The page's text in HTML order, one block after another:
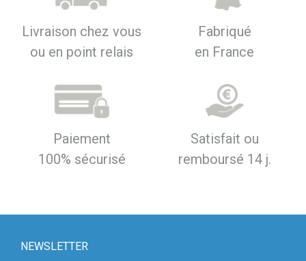
Livraison chez vous
ou en point relais
Fabriqué
en France
Paiement
100% sécurisé
Satisfait ou
remboursé 14 j.
NEWSLETTER